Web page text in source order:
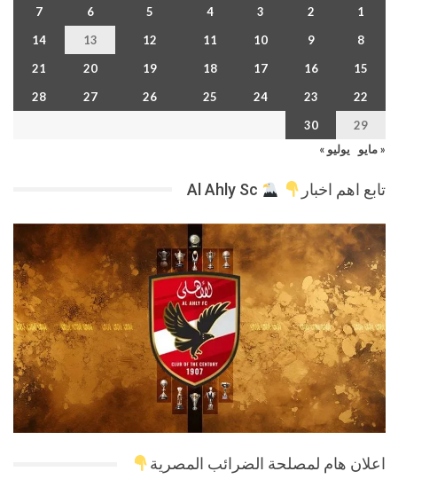
1
2
3
4
5
6
7
8
9
10
11
12
13
14
15
16
17
18
19
20
21
22
23
24
25
26
27
28
29
30
« مايو
يوليو »
تابع اهم اخبار
اعلان هام لمصلحة الضرائب المصرية